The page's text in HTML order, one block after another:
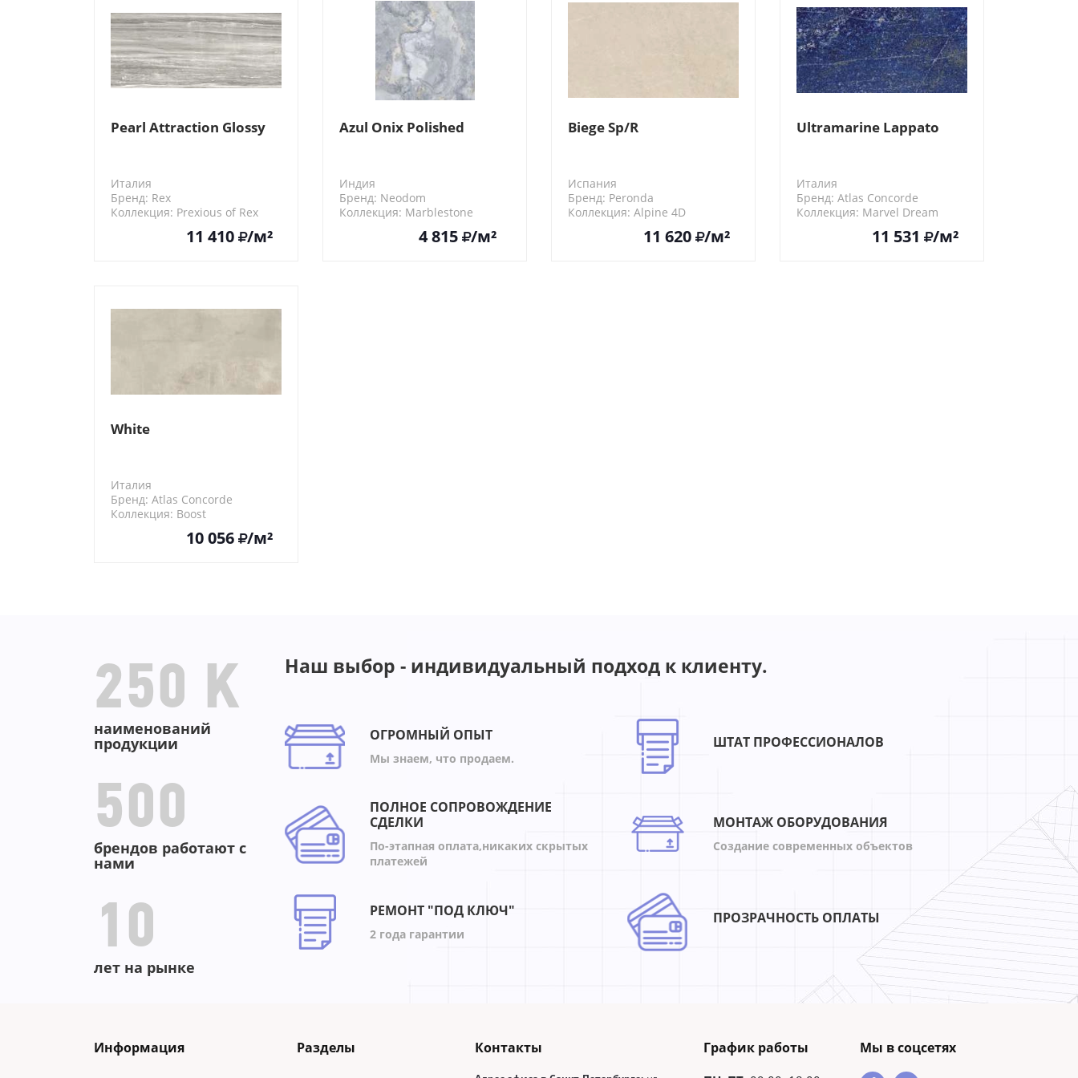
Pearl Attraction Glossy
Италия
Бренд: Rex
Коллекция: Prexious of Rex
11 410 /м²
Azul Onix Polished
Индия
Бренд: Neodom
Коллекция: Marblestone
4 815 /м²
Biege Sp/R
Испания
Бренд: Peronda
Коллекция: Alpine 4D
11 620 /м²
Ultramarine Lappato
Италия
Бренд: Atlas Concorde
Коллекция: Marvel Dream
11 531 /м²
White
Италия
Бренд: Atlas Concorde
Коллекция: Boost
10 056 /м²
250 K
наименований
продукции
500
брендов работают с
нами
10
лет на рынке
Наш выбор - индивидуальный подход к клиенту.
ОГРОМНЫЙ ОПЫТ
Мы знаем, что продаем.
ШТАТ ПРОФЕССИОНАЛОВ
ПОЛНОЕ СОПРОВОЖДЕНИЕ
СДЕЛКИ
По-этапная оплата,никаких скрытых
платежей
МОНТАЖ ОБОРУДОВАНИЯ
Создание современных объектов
РЕМОНТ "ПОД КЛЮЧ"
2 года гарантии
ПРОЗРАЧНОСТЬ ОПЛАТЫ
Информация Разделы Контакты График работы Мы в соцсетях